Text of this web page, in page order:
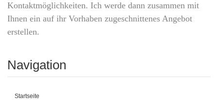
Kontaktmöglichkeiten. Ich werde dann zusammen mit
Ihnen ein auf ihr Vorhaben zugeschnittenes Angebot
erstellen.
Navigation
Startseite